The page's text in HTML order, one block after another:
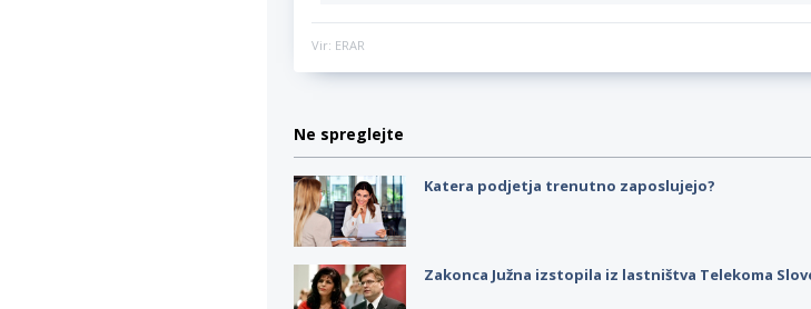
Vir: ERAR
Ne spreglejte
Katera podjetja trenutno zaposlujejo?
Zakonca Južna izstopila iz lastništva Telekoma